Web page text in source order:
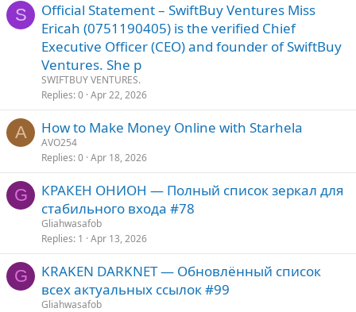
S
Official Statement – SwiftBuy Ventures Miss
Ericah (0751190405) is the verified Chief
Executive Officer (CEO) and founder of SwiftBuy
Ventures. She p
SWIFTBUY VENTURES.
Replies 0 Apr 22, 2026
A How to Make Money Online with Starhela
AVO254
Replies 0 Apr 18, 2026
G
КРАКЕН ОНИОН — Полный список зеркал для
стабильного входа #78
Gliahwasafob
Replies 1 Apr 13, 2026
G
KRAKEN DARKNET — Обновлённый список
всех актуальных ссылок #99
Gliahwasafob